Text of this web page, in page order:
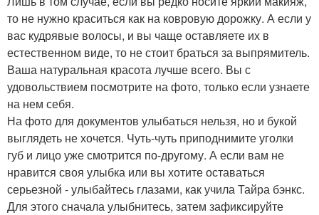
то не нужно краситься как на ковровую дорожку. А если у
вас кудрявые волосы, и вы чаще оставляете их в
естественном виде, то не стоит браться за выпрямитель.
Ваша натуральная красота лучше всего. Вы с
удовольствием посмотрите на фото, только если узнаете
на нем себя.
На фото для документов улыбаться нельзя, но и букой
выглядеть не хочется. Чуть-чуть приподнимите уголки
губ и лицо уже смотрится по-другому. А если вам не
нравится своя улыбка или вы хотите оставаться
серьезной - улыбайтесь глазами, как учила Тайра бэнкс.
Для этого сначала улыбнитесь, затем зафиксируйте